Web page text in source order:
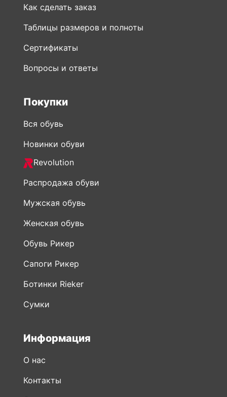
Сертификаты
Вопросы и ответы
Новинки обуви
Revolution
Распродажа обуви
Мужская обувь
Женская обувь
Обувь Рикер
Сапоги Рикер
Ботинки Rieker
Сумки
Контакты
Статьи
Карта сайта